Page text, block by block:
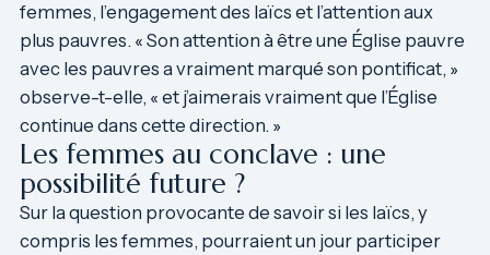
femmes, l’engagement des laïcs et l’attention aux
plus pauvres. « Son attention à être une Église pauvre
avec les pauvres a vraiment marqué son pontificat, »
observe-t-elle, « et j’aimerais vraiment que l’Église
continue dans cette direction. »
Les femmes au conclave : une
possibilité future ?
Sur la question provocante de savoir si les laïcs, y
compris les femmes, pourraient un jour participer